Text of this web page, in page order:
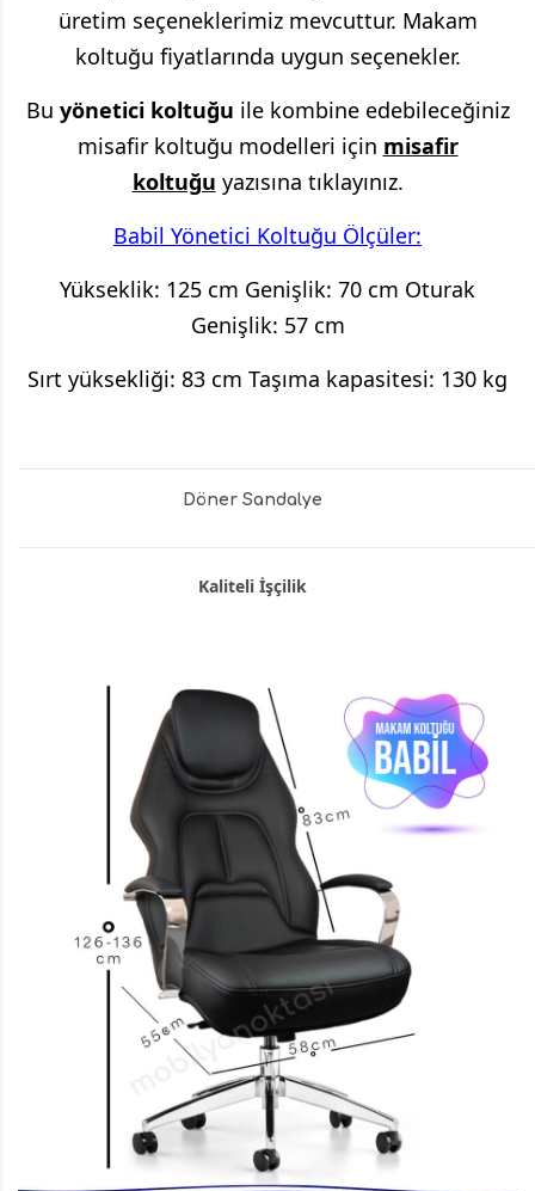
üretim seçeneklerimiz mevcuttur. Makam
koltuğu fiyatlarında uygun seçenekler.
Bu yönetici koltuğu ile kombine edebileceğiniz
misafir koltuğu modelleri için misafir
koltuğu yazısına tıklayınız.
Babil Yönetici Koltuğu Ölçüler:
Yükseklik: 125 cm Genişlik: 70 cm Oturak
Genişlik: 57 cm
Sırt yüksekliği: 83 cm Taşıma kapasitesi: 130 kg
Döner Sandalye
Kaliteli İşçilik